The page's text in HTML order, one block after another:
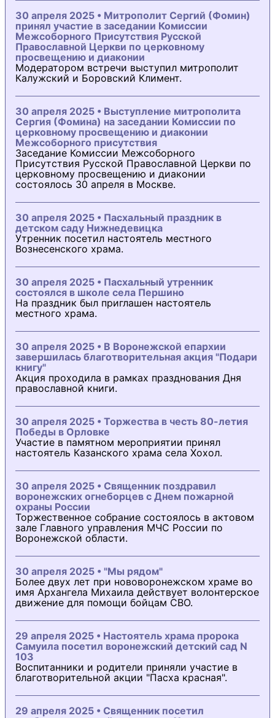
30 апреля 2025 • Митрополит Сергий (Фомин)
принял участие в заседании Комиссии
Межсоборного Присутствия Русской
Православной Церкви по церковному
просвещению и диаконии
Модератором встречи выступил митрополит
Калужский и Боровский Климент.
30 апреля 2025 • Выступление митрополита
Сергия (Фомина) на заседании Комиссии по
церковному просвещению и диаконии
Межсоборного присутствия
Заседание Комиссии Межсоборного
Присутствия Русской Православной Церкви по
церковному просвещению и диаконии
состоялось 30 апреля в Москве.
30 апреля 2025 • Пасхальный праздник в
детском саду Нижнедевицка
Утренник посетил настоятель местного
Вознесенского храма.
30 апреля 2025 • Пасхальный утренник
состоялся в школе села Першино
На праздник был приглашен настоятель
местного храма.
30 апреля 2025 • В Воронежской епархии
завершилась благотворительная акция "Подари
книгу"
Акция проходила в рамках празднования Дня
православной книги.
30 апреля 2025 • Торжества в честь 80-летия
Победы в Орловке
Участие в памятном мероприятии принял
настоятель Казанского храма села Хохол.
30 апреля 2025 • Священник поздравил
воронежских огнеборцев с Днем пожарной
охраны России
Торжественное собрание состоялось в актовом
зале Главного управления МЧС России по
Воронежской области.
30 апреля 2025 • "Мы рядом"
Более двух лет при нововоронежском храме во
имя Архангела Михаила действует волонтерское
движение для помощи бойцам СВО.
29 апреля 2025 • Настоятель храма пророка
Самуила посетил воронежский детский сад N
103
Воспитанники и родители приняли участие в
благотворительной акции "Пасха красная".
29 апреля 2025 • Священник посетил